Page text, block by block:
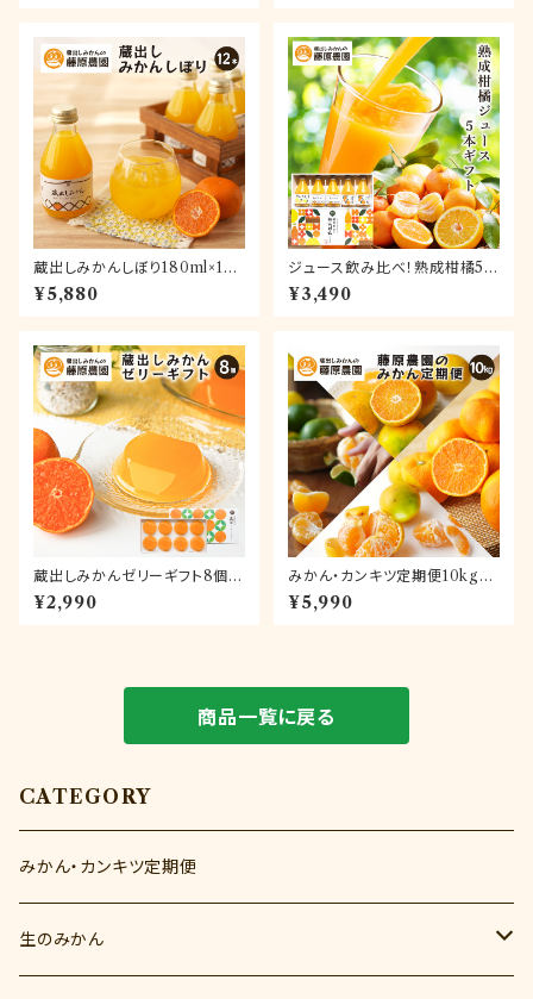
蔵出しみかんしぼり180ml×12
本【送料無料】
¥5,880
ジュース飲み比べ！熟成柑橘5本
ギフト～和歌山県海南市下津町
産カンキツ100％ストレートジュ
¥3,490
蔵出しみかんゼリーギフト8個入
【送料無料】
¥2,990
みかん・カンキツ定期便10kg｜
和歌山県海南市下津町の藤原
農園から旬のみかんを毎月産地
¥5,990
商品一覧に戻る
CATEGORY
みかん・カンキツ定期便
生のみかん